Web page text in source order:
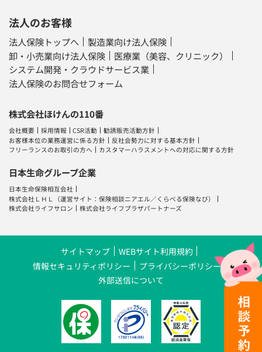
法人のお客様
法人保険トップへ
製造業向け法人保険
卸・小売業向け法人保険
医療業（美容、クリニック）
システム開発・クラウドサービス業
法人保険のお問合せフォーム
株式会社ほけんの110番
会社概要 採用情報 CSR活動
勧誘販売活動方針
お客様本位の業務運営に係る方針
反社会勢力に対する基本方針
フリーランスのお取引の方へ
カスタマーハラスメントへの対応に関する方針
日本生命グループ企業
日本生命保険相互会社
株式会社ＬＨＬ
（運営サイト：保険相談ニアエル ／ くらべる保険なび）
株式会社ライフサロン
株式会社ライフプラザパートナーズ
サイトマップ
WEBサイト利用規約
情報セキュリティポリシー
プライバシーポリシー
外部送信について